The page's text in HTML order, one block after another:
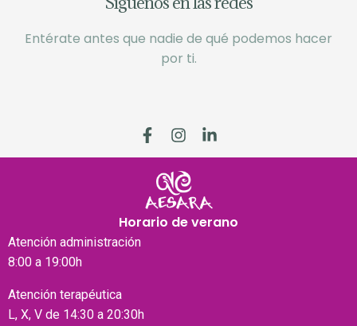
Entérate antes que nadie de qué podemos hacer
por ti.
Horario de verano
Atención administración
8:00 a 19:00h
Atención terapéutica
L, X, V de 14:30 a 20:30h